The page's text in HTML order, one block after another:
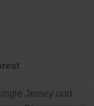
Jersey und